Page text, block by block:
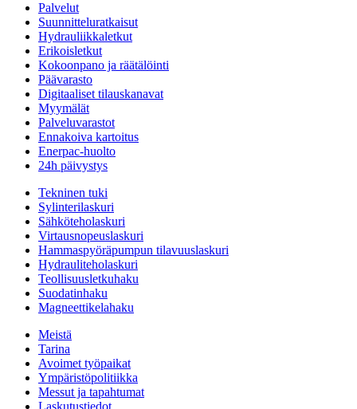
Palvelut
Suunnitteluratkaisut
Hydrauliikkaletkut
Erikoisletkut
Kokoonpano ja räätälöinti
Päävarasto
Digitaaliset tilauskanavat
Myymälät
Palveluvarastot
Ennakoiva kartoitus
Enerpac-huolto
24h päivystys
Tekninen tuki
Sylinterilaskuri
Sähköteholaskuri
Virtausnopeuslaskuri
Hammaspyöräpumpun tilavuuslaskuri
Hydrauliteholaskuri
Teollisuusletkuhaku
Suodatinhaku
Magneettikelahaku
Meistä
Tarina
Avoimet työpaikat
Ympäristöpolitiikka
Messut ja tapahtumat